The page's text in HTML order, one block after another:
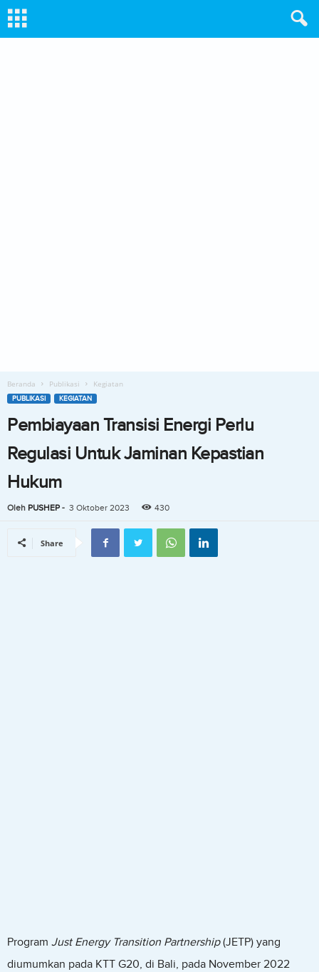
Beranda Publikasi Kegiatan
PUBLIKASI KEGIATAN
Pembiayaan Transisi Energi Perlu
Regulasi Untuk Jaminan Kepastian
Hukum
Oleh PUSHEP - 3 Oktober 2023 430
Share
Program Just Energy Transition Partnership(JETP) yang
diumumkan pada KTT G20, di Bali, pada November 2022